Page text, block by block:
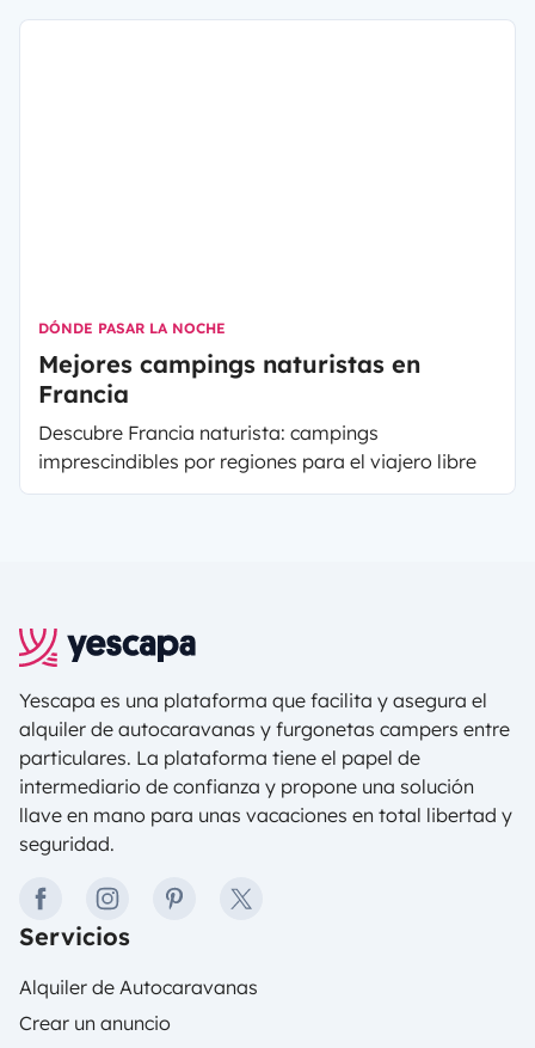
DÓNDE PASAR LA NOCHE
Mejores campings naturistas en
Francia
Descubre Francia naturista: campings
imprescindibles por regiones para el viajero libre
Yescapa es una plataforma que facilita y asegura el
alquiler de autocaravanas y furgonetas campers entre
particulares. La plataforma tiene el papel de
intermediario de confianza y propone una solución
llave en mano para unas vacaciones en total libertad y
seguridad.
facebookinstagrampinteresttwitter
Servicios
Alquiler de Autocaravanas
Crear un anuncio